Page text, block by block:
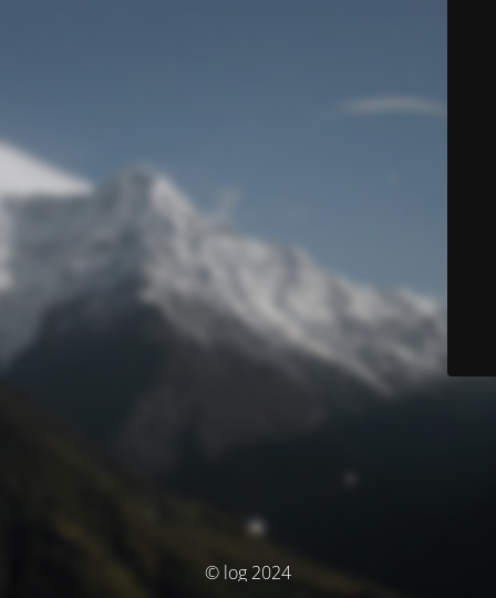
© log 2024